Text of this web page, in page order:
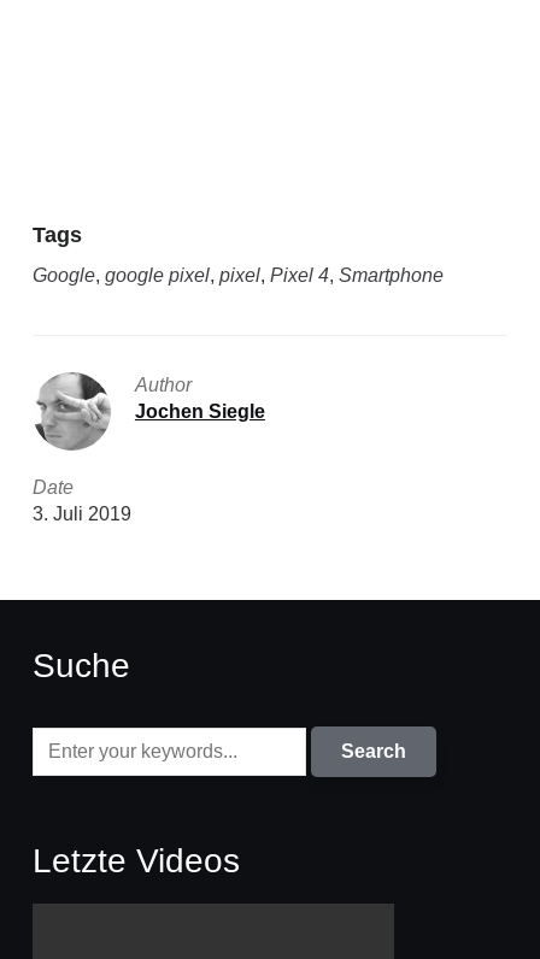
Tags
Google, google pixel, pixel, Pixel 4, Smartphone
Author
Jochen Siegle
Date
3. Juli 2019
Suche
Letzte Videos